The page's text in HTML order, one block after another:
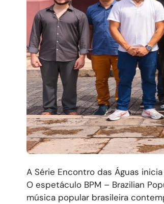
A Série Encontro das Águas
O espetáculo BPM – Brazilian
música popular brasileira